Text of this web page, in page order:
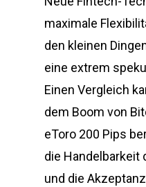
maximale
den kleinen
eine extrem
Einen Vergleich
dem Boom von
eToro 200 Pips
die Handelbarkeit
und die